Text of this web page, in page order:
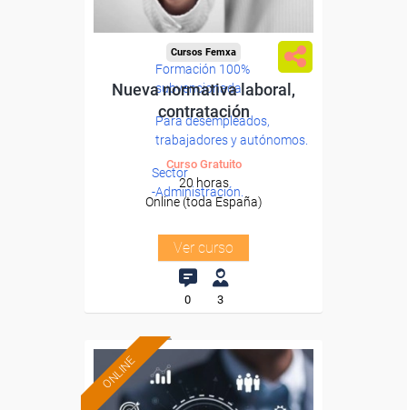
Formación 100%
subvencionada.
Para desempleados,
trabajadores y autónomos.
Sector
-Administración.
Cursos Femxa
Nueva normativa laboral,
contratación
Curso Gratuito
20 horas
Online (toda España)
Ver curso
0 3
ONLINE